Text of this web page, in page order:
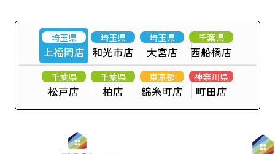
埼玉県
上福岡店
埼玉県
和光市店
埼玉県
大宮店
千葉県
西船橋店
千葉県
松戸店
千葉県
柏店
東京都
錦糸町店
神奈川県
町田店